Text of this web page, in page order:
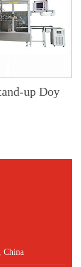
up Doy
China